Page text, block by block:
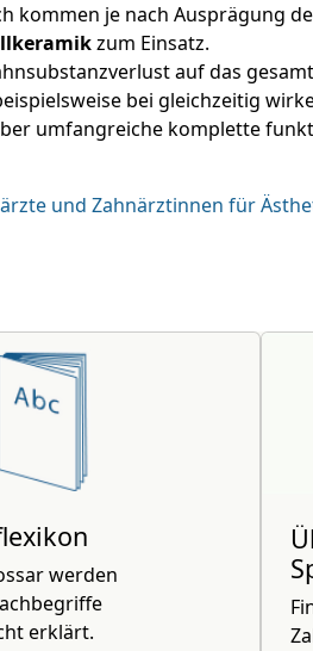
kommen je nach Ausprägung
zum Einsatz.
auf das
bei gleichzeitig
umfangreiche komplette
und Zahnärztinnen für
werden
erklärt.